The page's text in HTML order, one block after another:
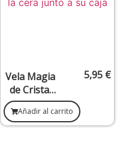
Vela Magia
de Cristal
Cuarzo
Rosa –
Amor y
5,95 €
Añadir al carrito